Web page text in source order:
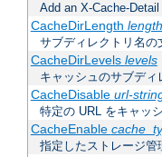
Add an X-Cache-
CacheDirLength length
サブディレクトリ名の
CacheDirLevels levels
キャッシュのサブデ
CacheDisable url-
特定の URL をキャッ
CacheEnable
指定したストレージ管